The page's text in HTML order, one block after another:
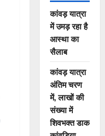
कांवड़ यात्रा
में उमड़ रहा है
आस्था का
सैलाब
कांवड़ यात्रा
अंतिम चरण
में, लाखों की
संख्या में
शिवभक्त डाक